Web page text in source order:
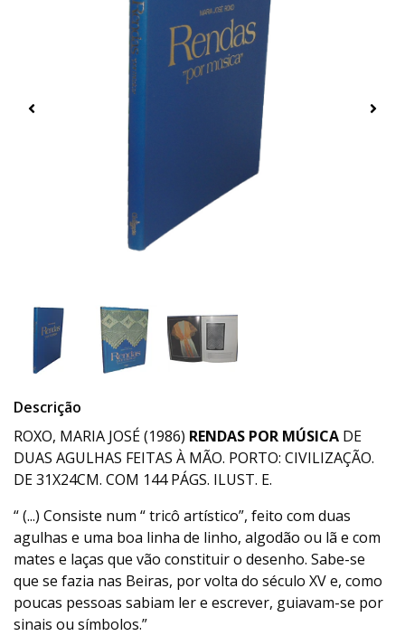
Descrição
ROXO, MARIA JOSÉ (1986) RENDAS POR MÚSICA DE
DUAS AGULHAS FEITAS À MÃO. PORTO: CIVILIZAÇÃO.
DE 31X24CM. COM 144 PÁGS. ILUST. E.
“ (...) Consiste num “ tricô artístico”, feito com duas
agulhas e uma boa linha de linho, algodão ou lã e com
mates e laças que vão constituir o desenho. Sabe-se
que se fazia nas Beiras, por volta do século XV e, como
poucas pessoas sabiam ler e escrever, guiavam-se por
sinais ou símbolos.”